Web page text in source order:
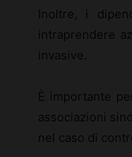
Inoltre, i
intraprendere
invasive.
È importante
associazioni
nel caso di